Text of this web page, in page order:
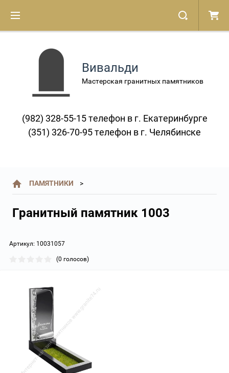
Вивальди
Мастерская гранитных памятников
(982) 328-55-15 телефон в г. Екатеринбурге
(351) 326-70-95 телефон в г. Челябинске
ПАМЯТНИКИ
Гранитный памятник 1003
Артикул: 10031057
(0 голосов)